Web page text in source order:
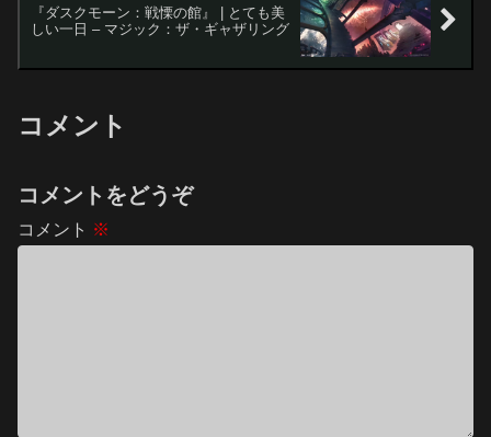
『ダスクモーン：戦慄の館』 | とても美
しい一日 – マジック：ザ・ギャザリング
コメント
コメントをどうぞ
コメント ※